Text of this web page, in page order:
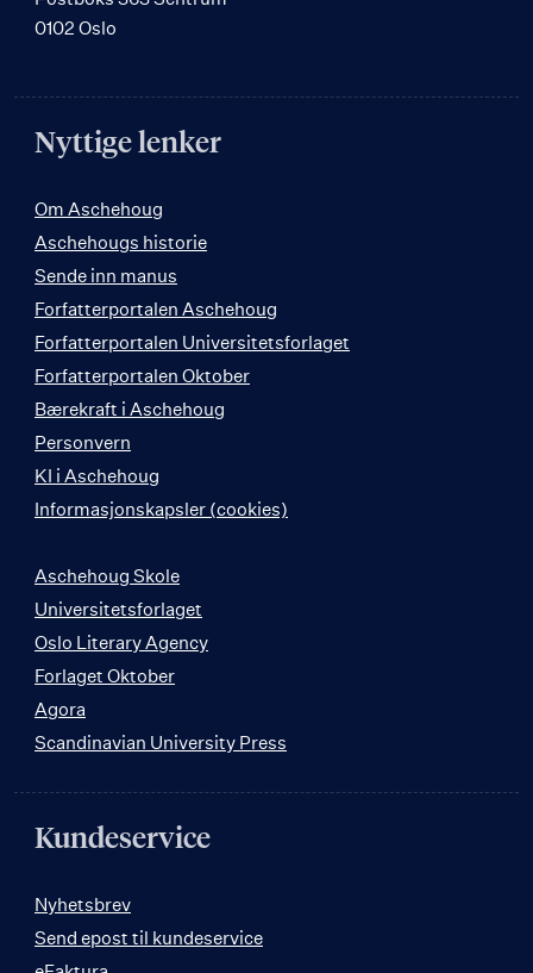
0102 Oslo
Nyttige lenker
Om Aschehoug
Aschehougs historie
Sende inn manus
Forfatterportalen Aschehoug
Forfatterportalen Universitetsforlaget
Forfatterportalen Oktober
Bærekraft i Aschehoug
Personvern
KI i Aschehoug
Informasjonskapsler (cookies)
Aschehoug Skole
Universitetsforlaget
Oslo Literary Agency
Forlaget Oktober
Agora
Scandinavian University Press
Kundeservice
Nyhetsbrev
Send epost til kundeservice